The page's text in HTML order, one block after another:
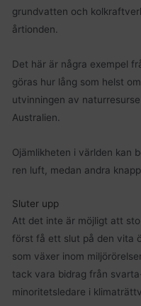
grundvatten och
årtionden.
Det här är några exempel
göras hur lång som helst
utvinningen av
Australien.
Ojämlikheten i världen kan
ren luft, medan andra
Sluter upp
Att det inte är möjligt att
först få ett slut på den vita
som växer inom
tack vara bidrag från
minoritetsledare i